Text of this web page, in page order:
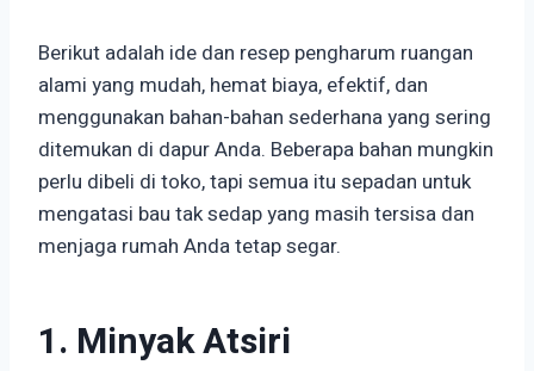
Berikut adalah ide dan resep pengharum ruangan
alami yang mudah, hemat biaya, efektif, dan
menggunakan bahan-bahan sederhana yang sering
ditemukan di dapur Anda. Beberapa bahan mungkin
perlu dibeli di toko, tapi semua itu sepadan untuk
mengatasi bau tak sedap yang masih tersisa dan
menjaga rumah Anda tetap segar.
1. Minyak Atsiri